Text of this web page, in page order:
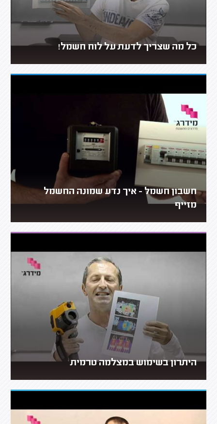
כל מה שצריך לדעת על לוח חשמל!
חשבון חשמל - איך נדע שמונה החשמל
מזייף
היתרון בשימוש במצלמה טרמית